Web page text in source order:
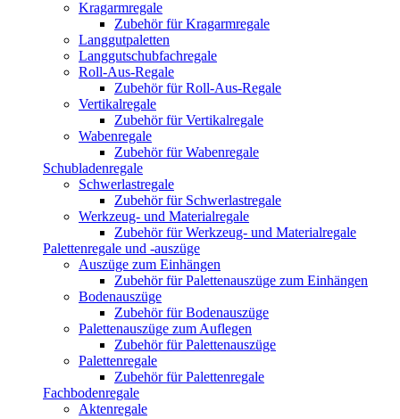
Kragarmregale
Zubehör für Kragarmregale
Langgutpaletten
Langgutschubfachregale
Roll-Aus-Regale
Zubehör für Roll-Aus-Regale
Vertikalregale
Zubehör für Vertikalregale
Wabenregale
Zubehör für Wabenregale
Schubladenregale
Schwerlastregale
Zubehör für Schwerlastregale
Werkzeug- und Materialregale
Zubehör für Werkzeug- und Materialregale
Palettenregale und -auszüge
Auszüge zum Einhängen
Zubehör für Palettenauszüge zum Einhängen
Bodenauszüge
Zubehör für Bodenauszüge
Palettenauszüge zum Auflegen
Zubehör für Palettenauszüge
Palettenregale
Zubehör für Palettenregale
Fachbodenregale
Aktenregale